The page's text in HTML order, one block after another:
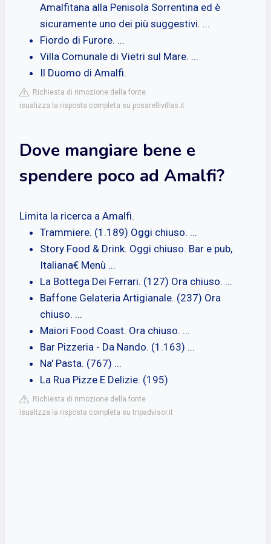
Amalfitana alla Penisola Sorrentina ed è
sicuramente uno dei più suggestivi. ...
Fiordo di Furore. ...
Villa Comunale di Vietri sul Mare. ...
Il Duomo di Amalfi.
Richiesta di rimozione della fonte
isualizza la risposta completa su posarellivillas.it
Dove mangiare bene e
spendere poco ad Amalfi?
Limita la ricerca a Amalfi.
Trammiere. (1.189) Oggi chiuso. ...
Story Food & Drink. Oggi chiuso. Bar e pub,
Italiana€ Menù ...
La Bottega Dei Ferrari. (127) Ora chiuso. ...
Baffone Gelateria Artigianale. (237) Ora
chiuso. ...
Maiori Food Coast. Ora chiuso. ...
Bar Pizzeria - Da Nando. (1.163) ...
Na' Pasta. (767) ...
La Rua Pizze E Delizie. (195)
Richiesta di rimozione della fonte
isualizza la risposta completa su tripadvisor.it